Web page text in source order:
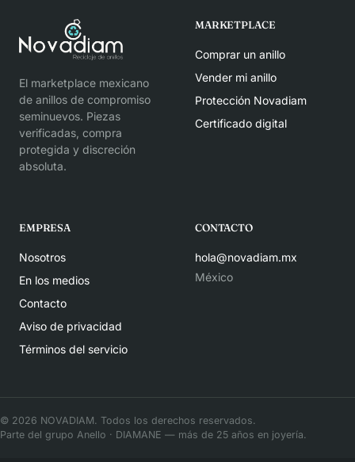
El marketplace mexicano
de anillos de compromiso
seminuevos. Piezas
verificadas, compra
protegida y discreción
absoluta.
MARKETPLACE
Comprar un anillo
Vender mi anillo
Protección Novadiam
Certificado digital
EMPRESA
Nosotros
En los medios
Contacto
Aviso de privacidad
Términos del servicio
CONTACTO
hola@novadiam.mx
México
© 2026 NOVADIAM. Todos los derechos reservados.
Parte del grupo Anello · DIAMANE — más de 25 años en joyería.